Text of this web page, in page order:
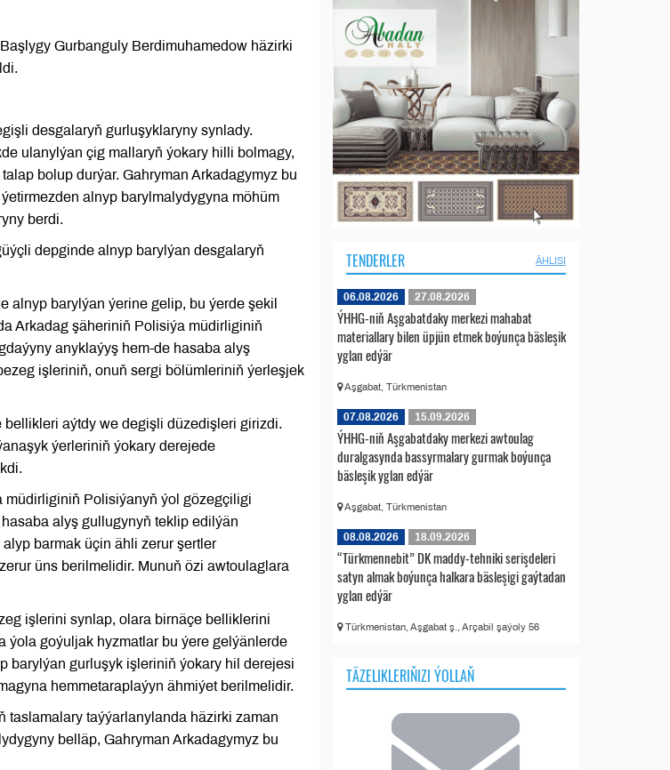
Gurbanguly Berdimuhamedow häzirki
desgalaryň gurluşyklaryny synlady.
ulanylýan çig mallaryň ýokary hilli bolmagy,
bolup durýar. Gahryman Arkadagymyz bu
alnyp barylmalydygyna möhüm
berdi.
depginde alnyp barylýan desgalaryň
alnyp barylýan ýerine gelip, bu ýerde şekil
Arkadag şäheriniň Polisiýa müdirliginiň
anyklaýyş hem-de hasaba alyş
işleriniň, onuň sergi bölümleriniň ýerleşjek
aýtdy we degişli düzedişleri girizdi.
ýerleriniň ýokary derejede
müdirliginiň Polisiýanyň ýol gözegçiligi
alyş gullugynyň teklip edilýän
barmak üçin ähli zerur şertler
üns berilmelidir. Munuň özi awtoulaglara
işlerini synlap, olara birnäçe belliklerini
ýola goýuljak hyzmatlar bu ýere gelýänlerde
barylýan gurluşyk işleriniň ýokary hil derejesi
hemmetaraplaýyn ähmiýet berilmelidir.
taýýarlanylanda häzirki zaman
belläp, Gahryman Arkadagymyz bu
TENDERLER ÄHLISI
06.08.2026 27.08.2026
ÝHHG-niň Aşgabatdaky merkezi mahabat
materiallary bilen üpjün etmek boýunça bäsleşik
yglan edýär
Aşgabat, Türkmenistan
07.08.2026 15.09.2026
ÝHHG-niň Aşgabatdaky merkezi awtoulag
duralgasynda bassyrmalary gurmak boýunça
bäsleşik yglan edýär
Aşgabat, Türkmenistan
08.08.2026 18.09.2026
“Türkmennebit” DK maddy-tehniki serişdeleri
satyn almak boýunça halkara bäsleşigi gaýtadan
yglan edýär
Türkmenistan, Aşgabat ş., Arçabil şaýoly 56
TÄZELIKLERIŇIZI ÝOLLAŇ